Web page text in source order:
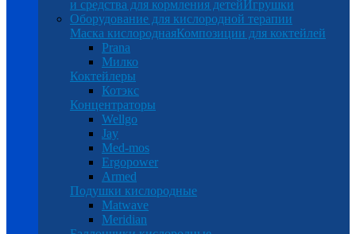
и средства для кормления детейИгрушки
Оборудование для кислородной терапии
Маска кислороднаяКомпозиции для коктейлей
Prana
Милко
Коктейлеры
Котэкс
Концентраторы
Wellgo
Jay
Med-mos
Ergopower
Armed
Подушки кислородные
Matwave
Meridian